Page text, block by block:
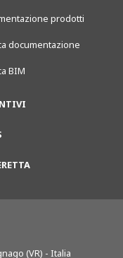
prodotti
documentazione
BIM
(VR) - Italia